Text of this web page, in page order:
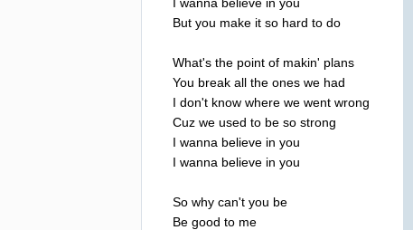
But you make it so hard to do
What's the point of makin' plans
You break all the ones we had
I don't know where we went wrong
Cuz we used to be so strong
I wanna believe in you
I wanna believe in you
So why can't you be
Be good to me